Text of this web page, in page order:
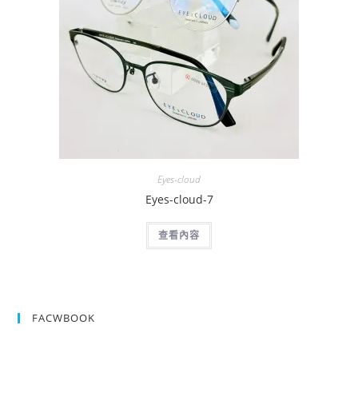
Eyes-cloud
Eyes-cloud-7
查看內容
FACWBOOK